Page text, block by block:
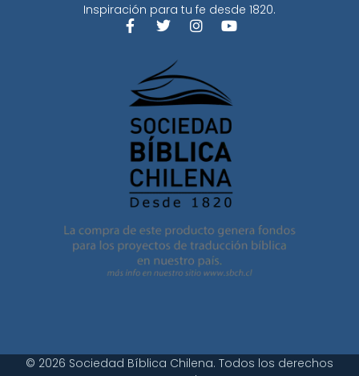
Inspiración para tu fe desde 1820.
© 2026 Sociedad Bíblica Chilena. Todos los derechos